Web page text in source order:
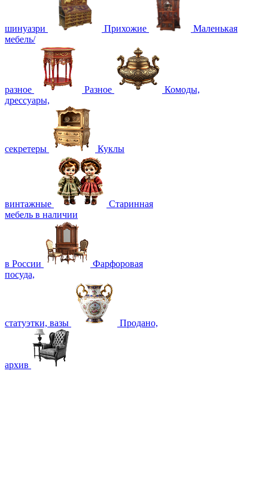
шинуазри Прихожие
Маленькая
мебель/
разное Разное
Комоды,
дрессуары,
секретеры Куклы
винтажные
Старинная
мебель в наличии
в России
Фарфоровая
посуда,
статуэтки, вазы Продано,
архив